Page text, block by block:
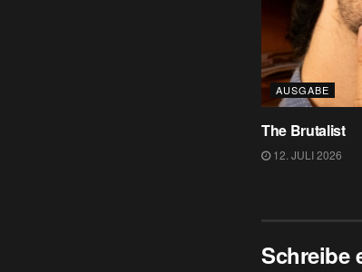
AUSGABE
The Brutalist
12. JULI 2026
Schreibe